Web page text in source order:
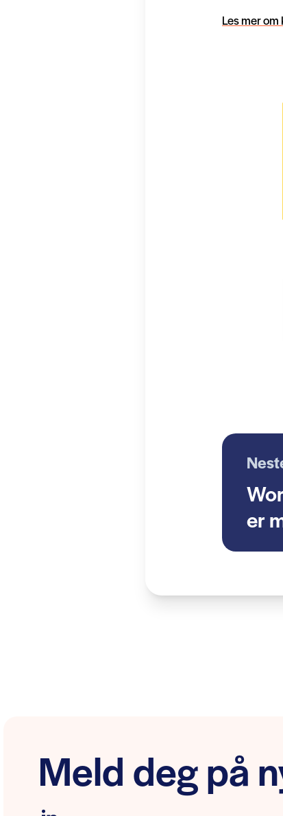
Les mer
er
Meld deg på